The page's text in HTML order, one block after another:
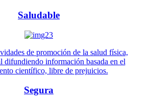
Saludable
de promoción de la salud física,
difundiendo información basada en el
científico, libre de prejuicios.
Segura